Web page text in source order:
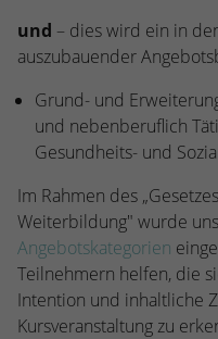
und – dies wird ein in
auszubauender
Grund- und
und nebenberuflich
Gesundheits- und
Im Rahmen des
Weiterbildung" wurde
Angebotskategorien
Teilnehmern helfen, die
Intention und inhaltliche
Kursveranstaltung zu
Anbieter Google
Zweck
Dieser
nach
und
Google